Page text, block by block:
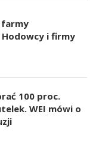
farmy
i firmy
100 proc.
WEI mówi o